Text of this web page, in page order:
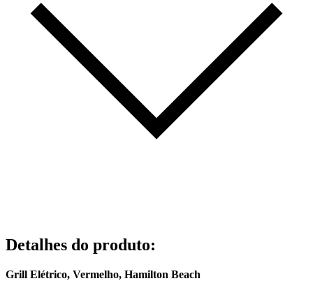
Detalhes do produto:
Grill Elétrico, Vermelho, Hamilton Beach